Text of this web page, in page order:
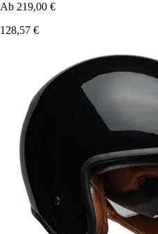
Ab 219,00 €
128,57 €